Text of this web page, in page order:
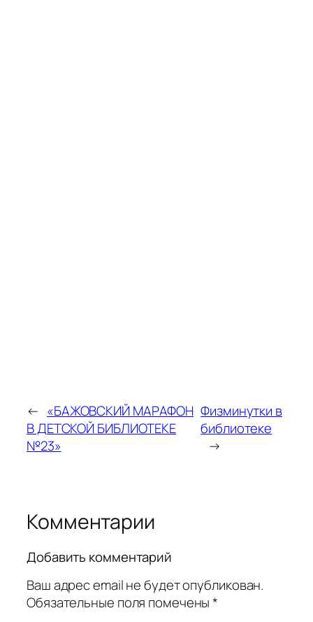
← «БАЖОВСКИЙ МАРАФОН
В ДЕТСКОЙ БИБЛИОТЕКЕ
№23»
Физминутки в
библиотеке
→
Комментарии
Добавить комментарий
Ваш адрес email не будет опубликован.
Обязательные поля помечены*